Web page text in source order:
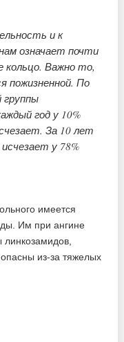
и к
означает почти
кольцо. Важно то,
пожизненной. По
группы
год у 10%
За 10 лет
у 78%
имеется
Им при ангине
линкозамидов,
из-за тяжелых